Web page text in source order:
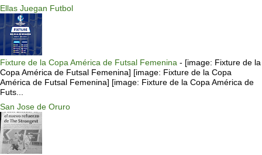
Ellas Juegan Futbol
Fixture de la Copa América de Futsal Femenina - [image: Fixture de la
Copa América de Futsal Femenina] [image: Fixture de la Copa
América de Futsal Femenina] [image: Fixture de la Copa América de
Futs...
San Jose de Oruro